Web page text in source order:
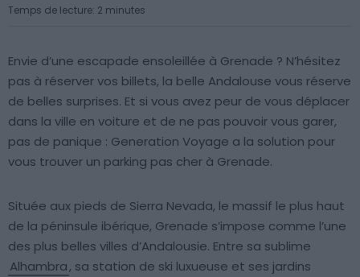
Temps de lecture: 2 minutes
Envie d’une escapade ensoleillée à Grenade ? N’hésitez
pas à réserver vos billets, la belle Andalouse vous réserve
de belles surprises. Et si vous avez peur de vous déplacer
dans la ville en voiture et de ne pas pouvoir vous garer,
pas de panique : Generation Voyage a la solution pour
vous trouver un parking pas cher à Grenade.
Située aux pieds de Sierra Nevada, le massif le plus haut
de la péninsule ibérique, Grenade s’impose comme l’une
des plus belles villes d’Andalousie. Entre sa sublime
Alhambra, sa station de ski luxueuse et ses jardins